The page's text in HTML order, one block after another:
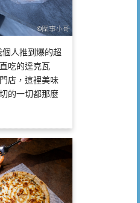
人推到爆的超
吃的達克瓦
店，這裡美味
的一切都那麼